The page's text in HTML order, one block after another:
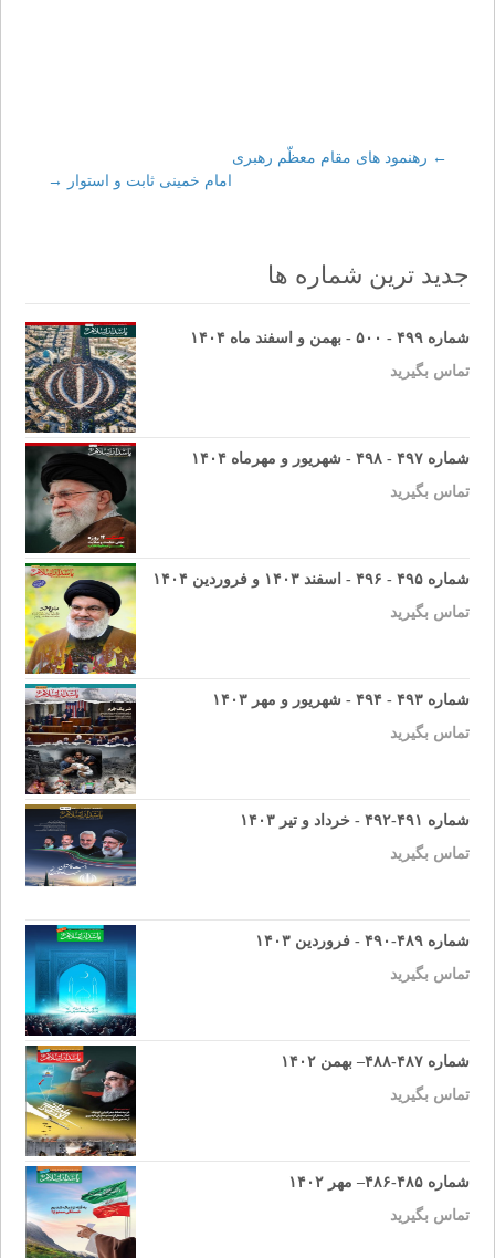
Post
← رهنمود های مقام معظّم رهبری
امام خمینی ثابت و استوار
→
جدید ترین شماره ها
شماره ۴۹۹ - ۵۰۰ - بهمن و اسفند ماه ۱۴۰۴
تماس بگیرید
شماره ۴۹۷ - ۴۹۸ - شهریور و مهرماه ۱۴۰۴
تماس بگیرید
شماره ۴۹۵ - ۴۹۶ - اسفند ۱۴۰۳ و فروردین ۱۴۰۴
تماس بگیرید
شماره ۴۹۳ - ۴۹۴ - شهریور و مهر ۱۴۰۳
تماس بگیرید
شماره ۴۹۱-۴۹۲ - خرداد و تیر ۱۴۰۳
تماس بگیرید
شماره ۴۸۹-۴۹۰ - فروردین ۱۴۰۳
تماس بگیرید
شماره ۴۸۷-۴۸۸– بهمن ۱۴۰۲
تماس بگیرید
شماره ۴۸۵-۴۸۶– مهر ۱۴۰۲
تماس بگیرید